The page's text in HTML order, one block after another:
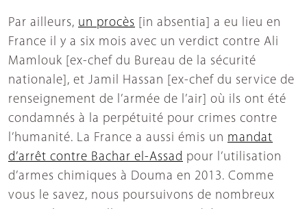
Par ailleurs, un procès [in absentia] a eu lieu en
France il y a six mois avec un verdict contre Ali
Mamlouk [ex-chef du Bureau de la sécurité
nationale], et Jamil Hassan [ex-chef du service de
renseignement de l’armée de l’air] où ils ont été
condamnés à la perpétuité pour crimes contre
l’humanité. La France a aussi émis un mandat
d’arrêt contre Bachar el-Assad pour l’utilisation
d’armes chimiques à Douma en 2013. Comme
vous le savez, nous poursuivons de nombreux